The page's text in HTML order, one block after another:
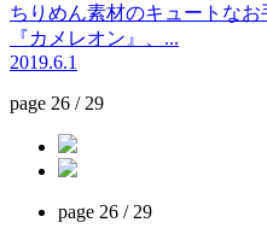
ちりめん素材のキュートな
『カメレオン』、...
2019.6.1
page 26 / 29
page 26 / 29